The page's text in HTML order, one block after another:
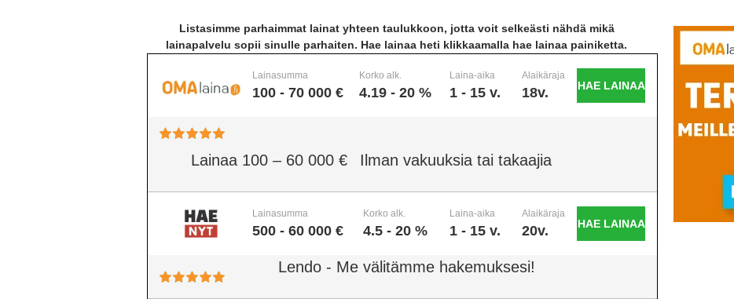
Listasimme parhaimmat lainat yhteen taulukkoon, jotta voit selkeästi nähdä mikä
lainapalvelu sopii sinulle parhaiten. Hae lainaa heti klikkaamalla hae lainaa painiketta.
Lainasumma
100 - 70 000 €
Korko alk.
4.19 - 20 %
Laina-aika
1 - 15 v.
Alaikäraja
18v. HAE LAINAA
Lainaa 100 – 60 000 € Ilman vakuuksia tai takaajia
Lainasumma
500 - 60 000 €
Korko alk.
4.5 - 20 %
Laina-aika
1 - 15 v.
Alaikäraja
20v. HAE LAINAA
Lendo - Me välitämme hakemuksesi!